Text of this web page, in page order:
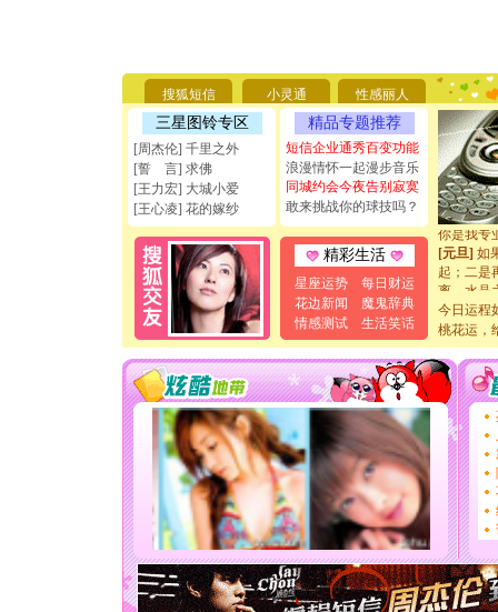
搜狐短信 小灵通 性感丽人
三星图铃专区
[周杰伦] 千里之外
[誓 言] 求佛
[王力宏] 大城小爱
[王心凌] 花的嫁纱
精品专题推荐
短信企业通秀百变功能
浪漫情怀一起漫步音乐
同城约会今夜告别寂寞
敢来挑战你的球技吗？
精彩生活
星座运势
每日财运
花边新闻
魔鬼辞典
情感测试
生活笑话
要平安！
[圣诞节]
能正大光
天都要快
[圣诞节]
如意,快
[元旦]看
断电。爱
你是我专
[元旦]如
起；二是
离。水晶
[元旦]
当
泣，这
卖了。水
[春节]风
颜！冬去
道一声
[春节]
传
片叶子
送你一
[圣诞节]
你太多
要平安
[圣诞节]
能正大
天都要快
[圣诞节]
如意,快
今日运程
桃花运，